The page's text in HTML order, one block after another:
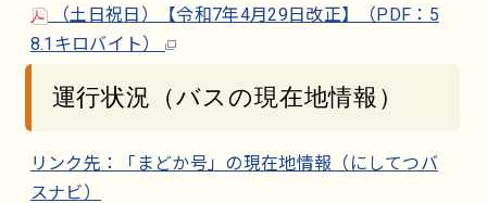
（土日祝日）【令和7年4月29日改正】（PDF：5
8.1キロバイト）
運行状況（バスの現在地情報）
リンク先：「まどか号」の現在地情報（にしてつバ
スナビ）